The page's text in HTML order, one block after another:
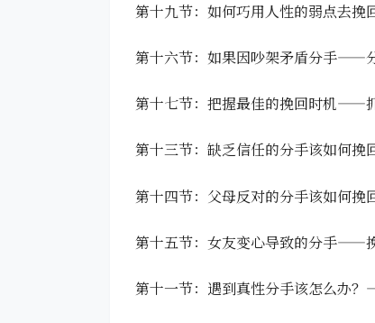
第十九节：如何巧用人性的弱点去
第十六节：如果因吵架矛盾分手——
第十七节：把握最佳的挽回时机——
第十三节：缺乏信任的分手该如何
第十四节：父母反对的分手该如何
第十五节：女友变心导致的分手——
第十一节：遇到真性分手该怎么办